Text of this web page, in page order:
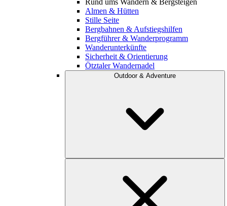
Rund ums Wandern & Bergsteigen
Almen & Hütten
Stille Seite
Bergbahnen & Aufstiegshilfen
Bergführer & Wanderprogramm
Wanderunterkünfte
Sicherheit & Orientierung
Ötztaler Wandernadel
Outdoor & Adventure